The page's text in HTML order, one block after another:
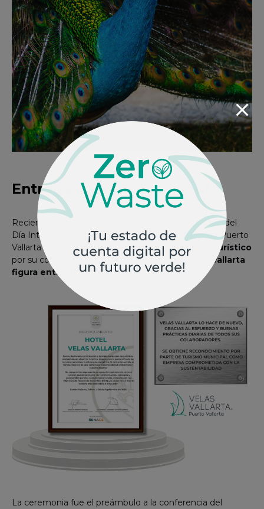
Entrega del reconocimiento
Recientemente, como parte de la conmemoración del
Día Internacional del Turismo, el Ayuntamiento de Puerto
Vallarta distinguió asiete empresas del sector turístico
por su compromiso con la sostenibilidad
y Velas Vallarta
figura entre ellas.
La ceremonia fue el preámbulo a la conferencia del